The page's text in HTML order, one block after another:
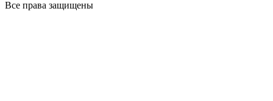
Все права защищены